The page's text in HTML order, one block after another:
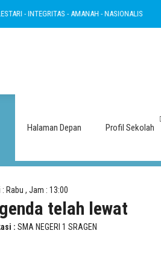
- INTEGRITAS - AMANAH - NASIONALIS
Halaman Depan Profil Sekolah
: Rabu , Jam : 13:00
telah lewat
: SMA NEGERI 1 SRAGEN